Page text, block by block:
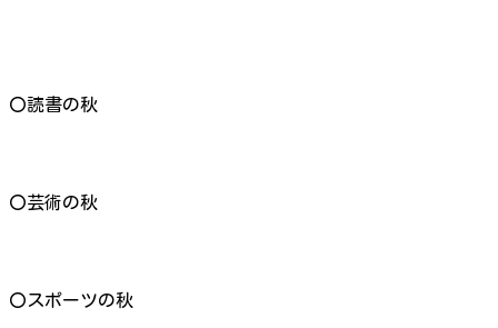
〇読書の秋
〇芸術の秋
〇スポーツの秋